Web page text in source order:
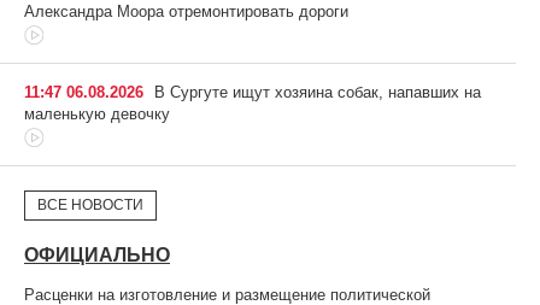
Александра Моора отремонтировать дороги
11:47 06.08.2026
В Сургуте ищут хозяина собак, напавших на
маленькую девочку
ВСЕ НОВОСТИ
ОФИЦИАЛЬНО
Расценки на изготовление и размещение политической